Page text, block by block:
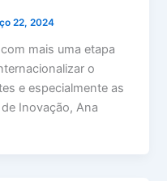
22, 2024
mais uma etapa
o
e especialmente as
Inovação, Ana